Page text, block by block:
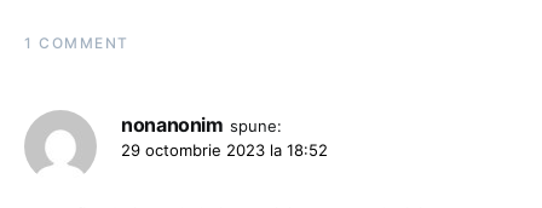
1 COMMENT
nonanonim spune:
29 octombrie 2023 la 18:52